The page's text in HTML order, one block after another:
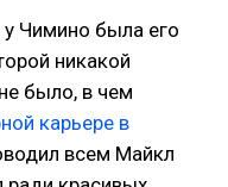
Чимино была его
никакой
было, в чем
карьере в
всем Майкл